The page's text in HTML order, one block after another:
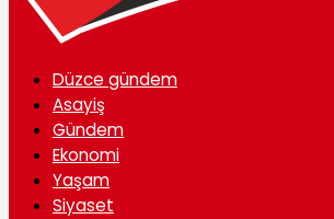
Düzce gündem
Asayiş
Gündem
Ekonomi
Yaşam
Siyaset